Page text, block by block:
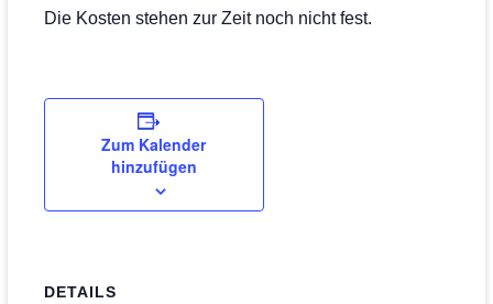
Die Kosten stehen zur Zeit noch nicht fest.
Zum Kalender
hinzufügen
DETAILS